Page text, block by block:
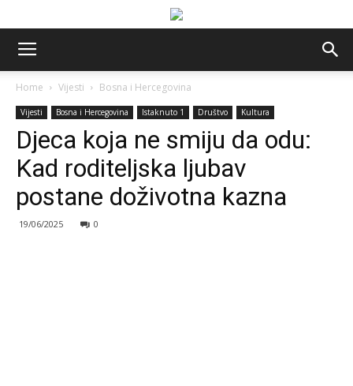
Home Vijesti Bosna i Hercegovina
Vijesti Bosna i Hercegovina Istaknuto 1 Društvo Kultura
Djeca koja ne smiju da odu:
Kad roditeljska ljubav
postane doživotna kazna
19/06/2025 0